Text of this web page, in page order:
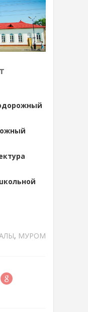
, МУРОМ